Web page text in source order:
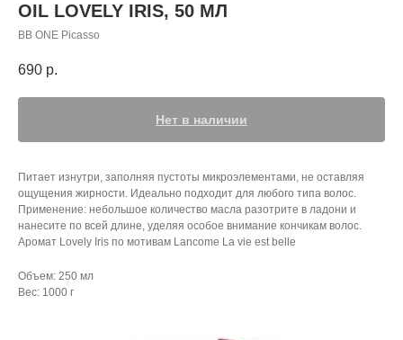
OIL LOVELY IRIS, 50 МЛ
BB ONE Picasso
690 р.
Нет в наличии
Питает изнутри, заполняя пустоты микроэлементами, не оставляя
ощущения жирности. Идеально подходит для любого типа волос.
Применение: небольшое количество масла разотрите в ладони и
нанесите по всей длине, уделяя особое внимание кончикам волос.
Аромат Lovely Iris по мотивам Lancome La vie est belle
Объем: 250 мл
Вес: 1000 г